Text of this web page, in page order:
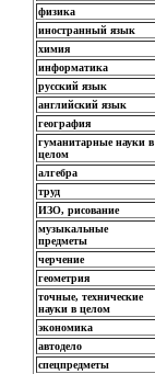
физика
иностранный язык
химия
информатика
русский язык
английский язык
география
гуманитарные науки в
целом
алгебра
труд
ИЗО, рисование
музыкальные
предметы
черчение
геометрия
точные, технические
науки в целом
экономика
автодело
спецпредметы